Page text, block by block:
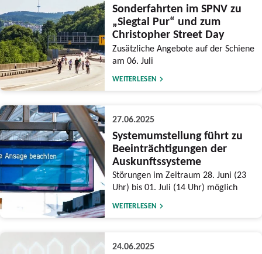
Sonderfahrten im SPNV zu
„Siegtal Pur“ und zum
Christopher Street Day
Zusätzliche Angebote auf der Schiene
am 06. Juli
WEITERLESEN
27.06.2025
Systemumstellung führt zu
Beeinträchtigungen der
Auskunftssysteme
Störungen im Zeitraum 28. Juni (23
Uhr) bis 01. Juli (14 Uhr) möglich
WEITERLESEN
24.06.2025